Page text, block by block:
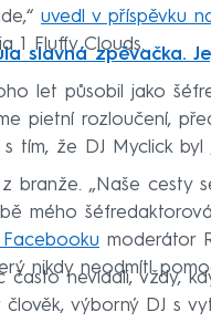
uvedl v příspěvku
1 Fluffy Clouds.
slavná zpěvačka.
let působil jako
pietní rozloučení,
tím, že DJ Myclick byl
branže. „Naše cesty
mého
moderátor
nikdy neodmítl
nevídali, vždy,
výborný DJ s